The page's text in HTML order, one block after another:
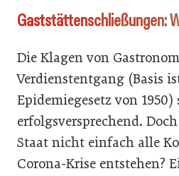
Gaststättenschließungen:
Die Klagen von
Verdienstentgang (Basis
Epidemiegesetz von
erfolgsversprechend.
Staat nicht einfach alle
Corona-Krise entstehen?